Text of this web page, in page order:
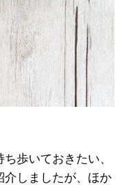
歩いておきたい、
介しましたが、ほか